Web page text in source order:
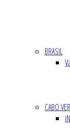
BRASIL
CABO